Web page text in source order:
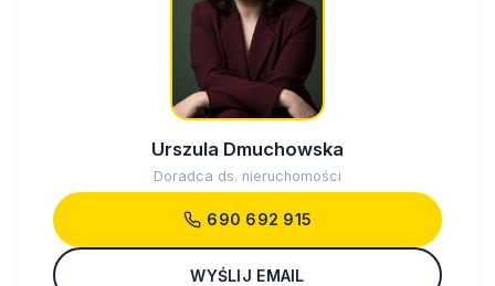
Urszula Dmuchowska
Doradca ds. nieruchomości
690 692 915
WYŚLIJ EMAIL